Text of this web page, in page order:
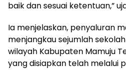
baik dan sesuai ketentuan,”
Ia menjelaskan, penyaluran
menjangkau sejumlah
wilayah Kabupaten Mamuju
yang disiapkan telah melalui